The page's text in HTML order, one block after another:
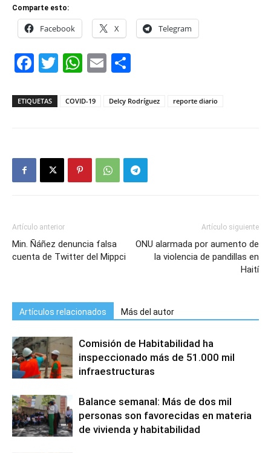
Comparte esto:
Facebook X Telegram
Facebook
Twitter
WhatsApp
Email
ETIQUETAS COVID-19 Delcy Rodríguez reporte diario
Artículo anterior
Min. Ñáñez denuncia falsa
cuenta de Twitter del Mippci
Artículo siguiente
ONU alarmada por aumento de
la violencia de pandillas en
Haití
Artículos relacionados Más del autor
Comisión de Habitabilidad ha
inspeccionado más de 51.000 mil
infraestructuras
Balance semanal: Más de dos mil
personas son favorecidas en materia
de vivienda y habitabilidad